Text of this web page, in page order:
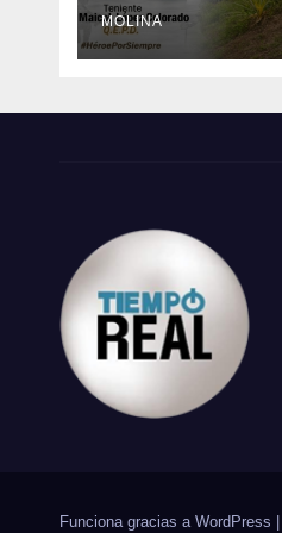
MOLINA
Funciona gracias a WordPress